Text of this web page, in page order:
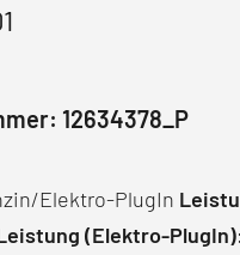
12634378_P
Elektro-PlugIn
(Elektro-